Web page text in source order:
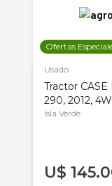
Ofertas
Usado
Tractor
290, 2012,
Isla Verde
U$